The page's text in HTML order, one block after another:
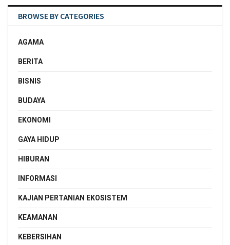
BROWSE BY CATEGORIES
AGAMA
BERITA
BISNIS
BUDAYA
EKONOMI
GAYA HIDUP
HIBURAN
INFORMASI
KAJIAN PERTANIAN EKOSISTEM
KEAMANAN
KEBERSIHAN